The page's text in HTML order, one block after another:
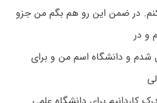
در ضمن این رو هم بگم من جزو
و در
و دانشگاه اسم من و برای